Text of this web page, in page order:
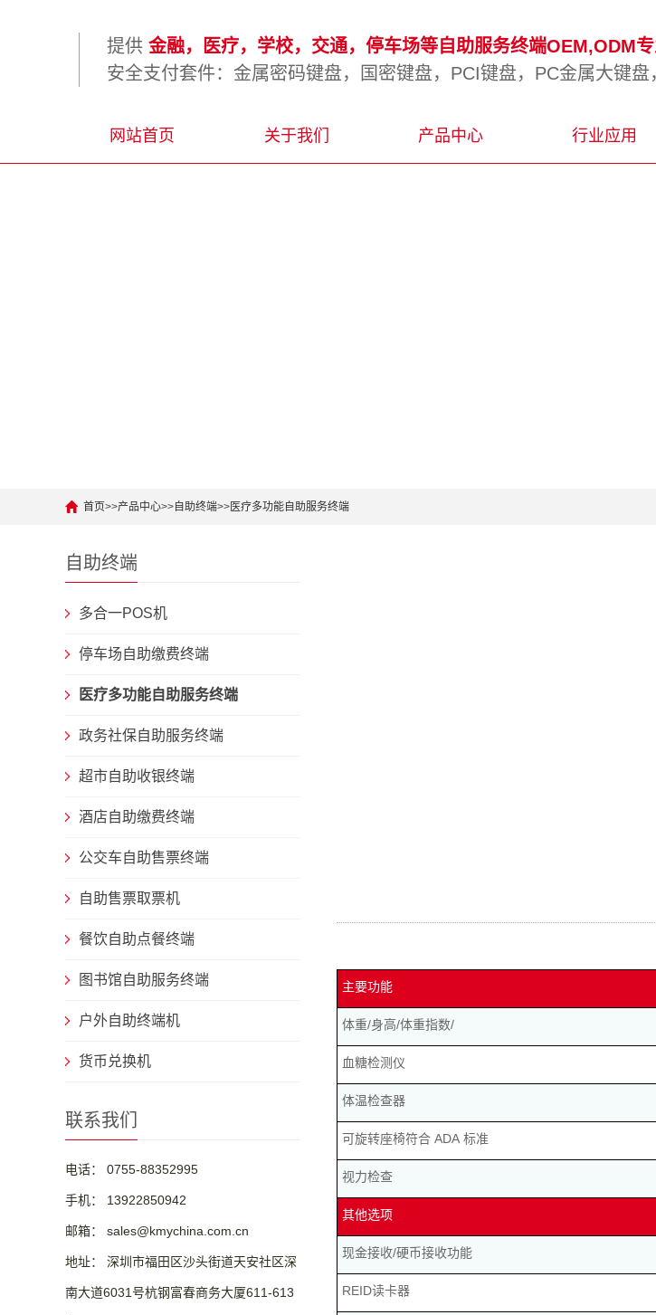
提供 金融，医疗，学校，交通，停车场等自助服务终端OEM,ODM
安全支付套件：金属密码键盘，国密键盘，PCI键盘，PC金属大键
网站首页 关于我们 产品中心 行业应用
首页>>产品中心>>自助终端>>医疗多功能自助服务终端
自助终端
多合一POS机
停车场自助缴费终端
医疗多功能自助服务终端
政务社保自助服务终端
超市自助收银终端
酒店自助缴费终端
公交车自助售票终端
自助售票取票机
餐饮自助点餐终端
图书馆自助服务终端
户外自助终端机
货币兑换机
联系我们
电话： 0755-88352995
手机： 13922850942
邮箱： sales@kmychina.com.cn
地址： 深圳市福田区沙头街道天安社区深
南大道6031号杭钢富春商务大厦611-613
主要功能
体重/身高/体重指数/
血糖检测仪
体温检查器
可旋转座椅符合 ADA 标准
视力检查
其他选项
现金接收/硬币接收功能
REID读卡器